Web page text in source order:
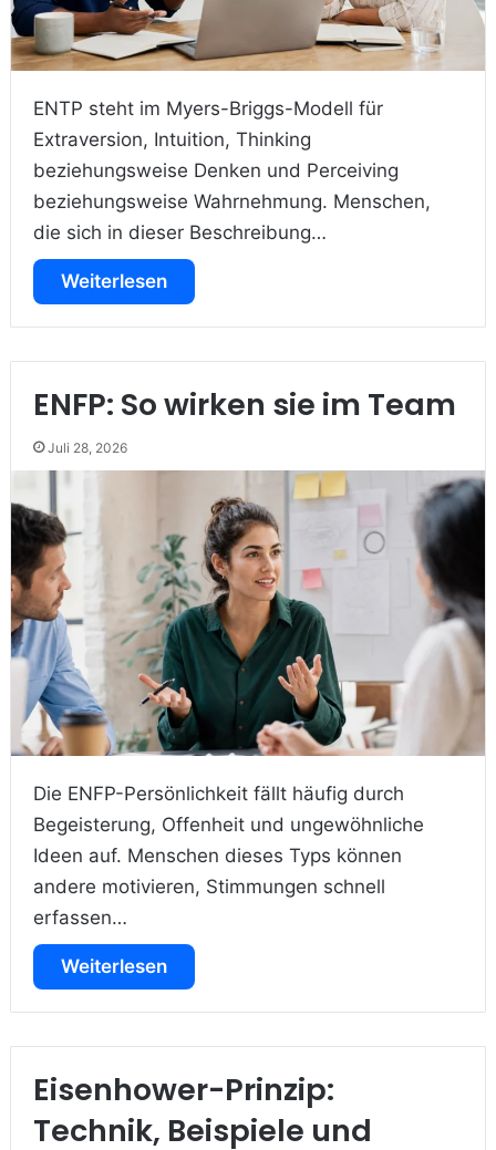
ENTP steht im Myers-Briggs-Modell für
Extraversion, Intuition, Thinking
beziehungsweise Denken und Perceiving
beziehungsweise Wahrnehmung. Menschen,
die sich in dieser Beschreibung…
Weiterlesen
ENFP: So wirken sie im Team
Juli 28, 2026
Die ENFP-Persönlichkeit fällt häufig durch
Begeisterung, Offenheit und ungewöhnliche
Ideen auf. Menschen dieses Typs können
andere motivieren, Stimmungen schnell
erfassen…
Weiterlesen
Eisenhower-Prinzip:
Technik, Beispiele und